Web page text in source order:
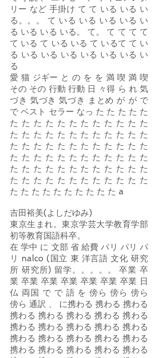
リー など 手掛け て て いる いる い
る。。。 て いる いる いる いる い
る いる いる いる。 て。 て て て て
て いる て いる いる て いるて て い
る いる いる いる いる いる いる い
る
愛 猫 ジギー と の を を 満 喫 満 喫
その その 行動 行動 日 々得 ら れ 気
づき 気づき 気づき まとめ が が で
で ベスト セラー なっ た た た た た
た た た た た た た た た た た た
た た た た た た た た た た た た
た た た た た た た た た た た た
た た た た た た た た た た た た
た た た た た た た た た た た た
た た た た た た た た た た た た
た た た た た た た た た た a
吉田裕美(よしだゆみ)
東京生まれ。東京学芸大学教育学部
初等教育国語科卒。
在 学中 に 文部 省 給費 パリ パリ パ
リ nalco (国立 東 洋言語 文化 研究
所 研究所) 留学。。。。。 卒業 卒
業 卒業 卒業 卒業 卒業 卒業 卒業 日
仏 両国 で で 語 を 傍ら 傍ら 傍ら
傍ら 通訳 、 に携わる 携わる 携わる
携わる 携わる 携わる 携わる 携わる
携わる 携わる 携わる 携わる 携わる
携わる 携わる 携わる 携わる 携わる
携わる 携わる 携わる 携わる 携わる